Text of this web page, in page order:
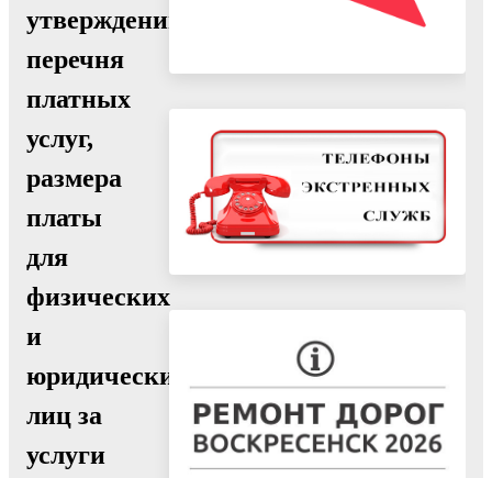
утверждении
перечня
платных
услуг,
размера
платы
для
физических
и
юридических
лиц за
услуги